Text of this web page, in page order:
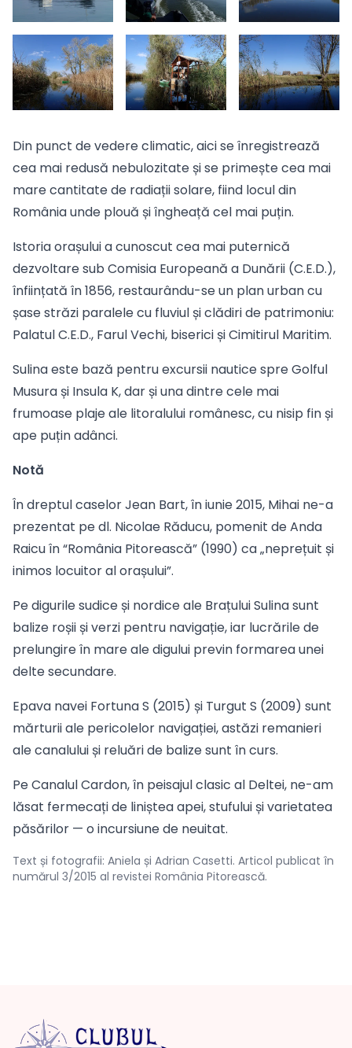
Din punct de vedere climatic, aici se înregistrează
cea mai redusă nebulozitate și se primește cea mai
mare cantitate de radiații solare, fiind locul din
România unde plouă și îngheață cel mai puțin.
Istoria orașului a cunoscut cea mai puternică
dezvoltare sub Comisia Europeană a Dunării (C.E.D.),
înființată în 1856, restaurându-se un plan urban cu
șase străzi paralele cu fluviul și clădiri de patrimoniu:
Palatul C.E.D., Farul Vechi, biserici și Cimitirul Maritim.
Sulina este bază pentru excursii nautice spre Golful
Musura și Insula K, dar și una dintre cele mai
frumoase plaje ale litoralului românesc, cu nisip fin și
ape puțin adânci.
Notă
În dreptul caselor Jean Bart, în iunie 2015, Mihai ne-a
prezentat pe dl. Nicolae Răducu, pomenit de Anda
Raicu în “România Pitorească” (1990) ca „neprețuit și
inimos locuitor al orașului”.
Pe digurile sudice și nordice ale Brațului Sulina sunt
balize roșii și verzi pentru navigație, iar lucrările de
prelungire în mare ale digului previn formarea unei
delte secundare.
Epava navei Fortuna S (2015) și Turgut S (2009) sunt
mărturii ale pericolelor navigației, astăzi remanieri
ale canalului și reluări de balize sunt în curs.
Pe Canalul Cardon, în peisajul clasic al Deltei, ne-am
lăsat fermecați de liniștea apei, stufului și varietatea
păsărilor — o incursiune de neuitat.
Text și fotografii: Aniela și Adrian Casetti. Articol publicat în
numărul 3/2015 al revistei România Pitorească.